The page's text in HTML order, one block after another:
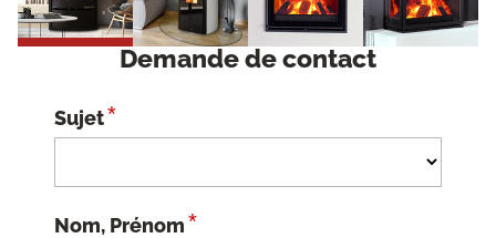
Demande de contact
Sujet*
Nom, Prénom*